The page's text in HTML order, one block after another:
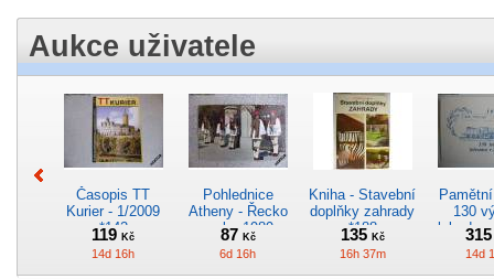
Aukce uživatele
Časopis TT
Kurier - 1/2009
*142
119Kč
14d 16h
Pohlednice
Atheny - Řecko
z roku 1989.
Nová nepoužitá
*5019
87 Kč
6d 16h
Kniha - Stavební
doplňky zahrady
*188
135 Kč
16h 37m
130
14d